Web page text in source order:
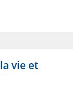
vie et